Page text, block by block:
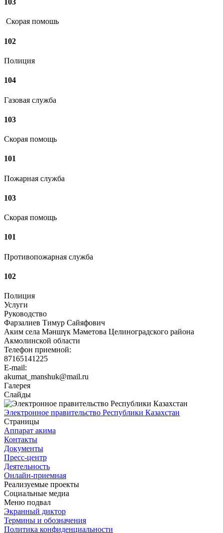
103
Скорая помошь
102
Полиция
104
Газовая служба
103
Скорая помощь
101
Пожарная служба
103
Скорая помощь
101
Противопожарная служба
102
Полиция
Услуги
Руководство
Фарзалиев Тимур Сайяфович
Аким села Мәншүк Мәметова Целиноградского района
Акмолинской области
Телефон приемной:
87165141225
E-mail:
akumat_manshuk@mail.ru
Галерея
Слайды
Электронное правительство Республики Казахстан
Страницы
Аппарат акима
Контакты
Документы
Пресс-центр
Деятельность
Онлайн-приемная
Реализуемые проекты
Социальные медиа
Меню подвал
Экранный диктор
Термины и обозначения
Политика конфиденциальности